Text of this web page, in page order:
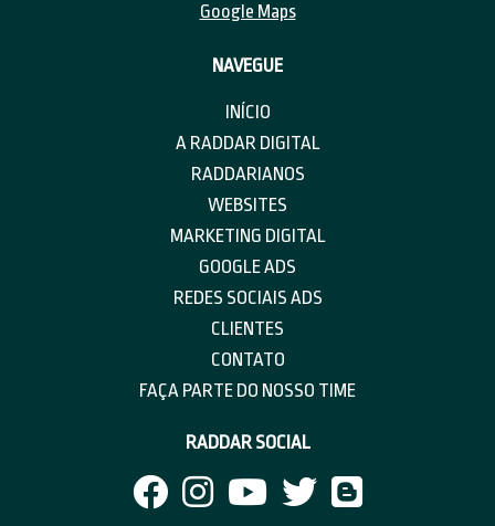
Google Maps
NAVEGUE
INÍCIO
A RADDAR DIGITAL
RADDARIANOS
WEBSITES
MARKETING DIGITAL
GOOGLE ADS
REDES SOCIAIS ADS
CLIENTES
CONTATO
FAÇA PARTE DO NOSSO TIME
RADDAR SOCIAL